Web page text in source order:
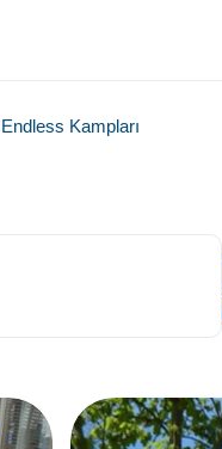
Endless Kampları